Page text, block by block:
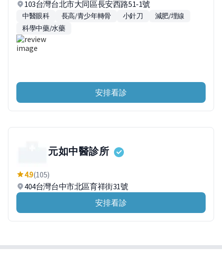
103台灣台北市大同區長安西路51-1號
中醫眼科 長高/青少年轉骨 小針刀
減肥/埋線
科學中藥/水藥
安排看診
元如中醫診所
4.9(105)
404台灣台中市北區育祥街31號
安排看診